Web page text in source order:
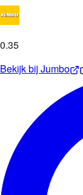
0.35
Bekijk bijJumbo